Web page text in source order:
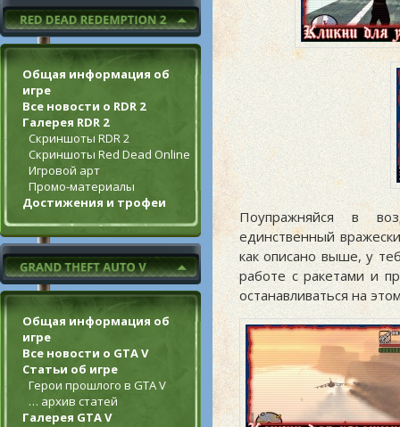
Общая информация об
игре
Все новости о RDR 2
Галерея RDR 2
Скриншоты RDR 2
Скриншоты Red Dead Online
Игровой арт
Промо-материалы
Достижения и трофеи
Общая информация об
игре
Все новости о GTA V
Статьи об игре
Герои прошлого в GTA V
… архив статей
Галерея GTA V
Поупражняйся в
единственный
как описано выше, у
работе с ракетами и
останавливаться на